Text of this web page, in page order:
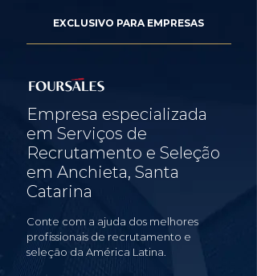
EXCLUSIVO PARA EMPRESAS
Empresa especializada
em Serviços de
Recrutamento e Seleção
em Anchieta, Santa
Catarina
Conte com a ajuda dos melhores
profissionais de recrutamento e
seleção da América Latina.